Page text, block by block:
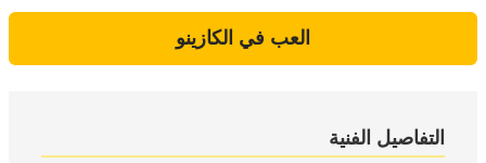
العب في الكازينو
التفاصيل الفنية